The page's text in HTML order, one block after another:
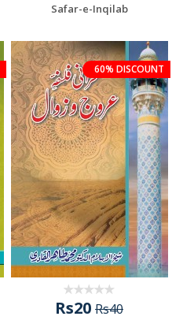
Safar-e-Inqilab
60% DISCOUNT
Rs20 Rs40